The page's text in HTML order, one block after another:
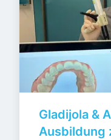
Gladijola &
Ausbildung